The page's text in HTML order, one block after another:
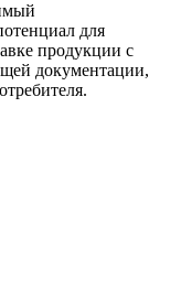
для
продукции с
документации,